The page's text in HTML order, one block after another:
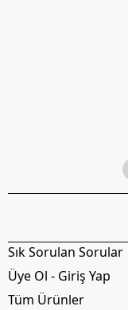
Sık Sorulan Sorular
Üye Ol - Giriş Yap
Tüm Ürünler